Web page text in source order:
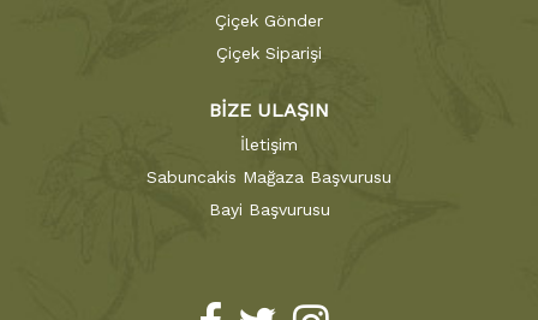
Çiçek Gönder
Çiçek Siparişi
BİZE ULAŞIN
İletişim
Sabuncakis Mağaza Başvurusu
Bayi Başvurusu